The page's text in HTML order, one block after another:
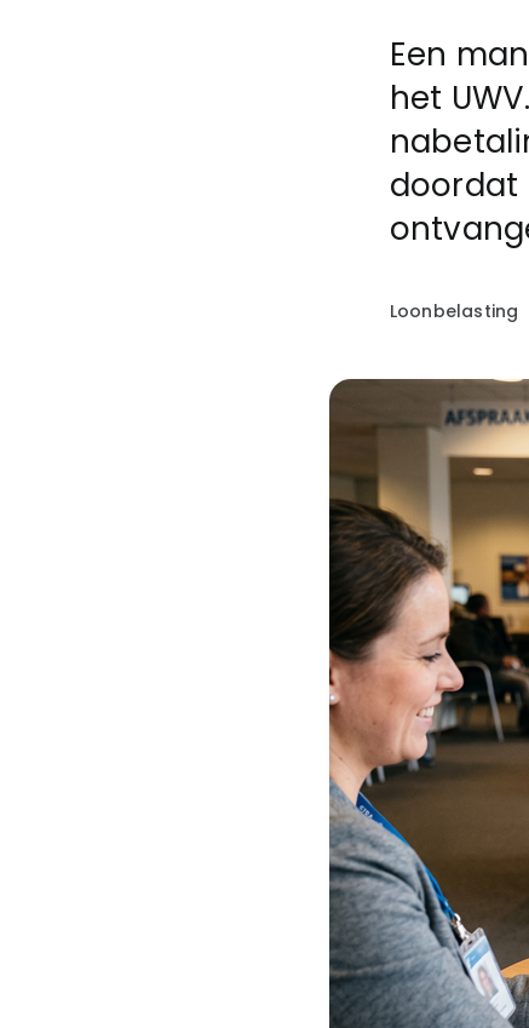
Een
het
doordat
Loonbelasting